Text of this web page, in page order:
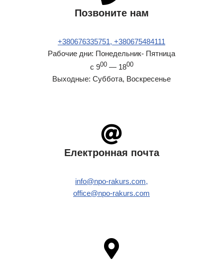
Позвоните нам
+380676335751, +380675484111
Рабочие дни: Понедельник- Пятница
с 900— 1800
Выходные: Суббота, Воскресенье
Електронная почта
info@npo-rakurs.com,
office@npo-rakurs.com